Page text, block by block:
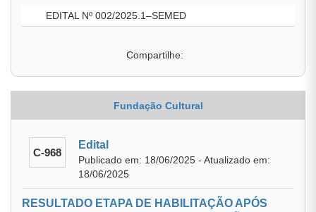
EDITAL Nº 002/2025.1–SEMED
Compartilhe:
Fundação Cultural
C-968
Edital
Publicado em: 18/06/2025 - Atualizado em:
18/06/2025
RESULTADO ETAPA DE HABILITAÇÃO APÓS